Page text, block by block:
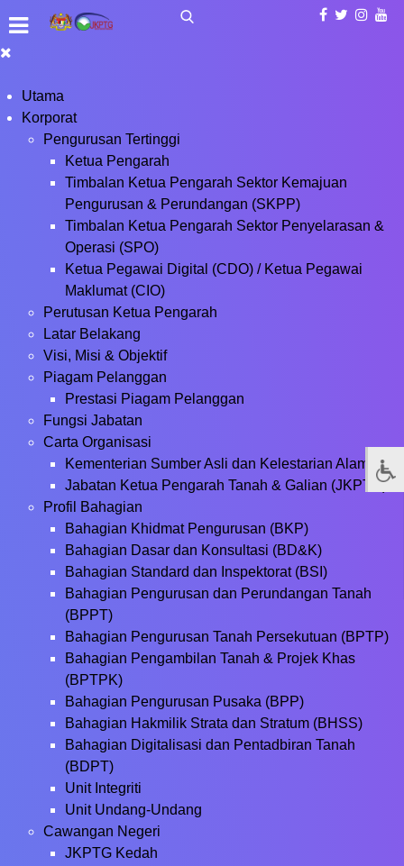
Utama
Korporat
Pengurusan Tertinggi
Ketua Pengarah
Timbalan Ketua Pengarah Sektor Kemajuan
Pengurusan & Perundangan (SKPP)
Timbalan Ketua Pengarah Sektor Penyelarasan &
Operasi (SPO)
Ketua Pegawai Digital (CDO) / Ketua Pegawai
Maklumat (CIO)
Perutusan Ketua Pengarah
Latar Belakang
Visi, Misi & Objektif
Piagam Pelanggan
Prestasi Piagam Pelanggan
Fungsi Jabatan
Carta Organisasi
Kementerian Sumber Asli dan Kelestarian Alam
Jabatan Ketua Pengarah Tanah & Galian (JKPTG)
Profil Bahagian
Bahagian Khidmat Pengurusan (BKP)
Bahagian Dasar dan Konsultasi (BD&K)
Bahagian Standard dan Inspektorat (BSI)
Bahagian Pengurusan dan Perundangan Tanah
(BPPT)
Bahagian Pengurusan Tanah Persekutuan (BPTP)
Bahagian Pengambilan Tanah & Projek Khas
(BPTPK)
Bahagian Pengurusan Pusaka (BPP)
Bahagian Hakmilik Strata dan Stratum (BHSS)
Bahagian Digitalisasi dan Pentadbiran Tanah
(BDPT)
Unit Integriti
Unit Undang-Undang
Cawangan Negeri
JKPTG Kedah